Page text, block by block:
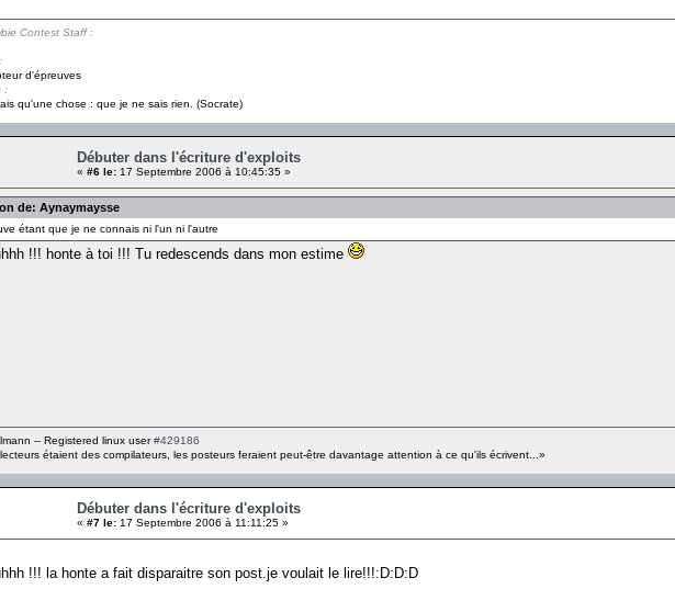
Contest Staff :
d'épreuves
:
qu'une chose : que je ne sais rien. (Socrate)
Débuter dans l'écriture d'exploits
« #6 le: 17 Septembre 2006 à 10:45:35 »
de: Aynaymaysse
étant que je ne connais ni l'un ni l'autre
!!! honte à toi !!! Tu redescends dans mon estime
-- Registered linux user#429186
étaient des compilateurs, les posteurs feraient peut-être davantage attention à ce qu'ils écrivent...»
Débuter dans l'écriture d'exploits
« #7 le: 17 Septembre 2006 à 11:11:25 »
!!! la honte a fait disparaitre son post.je voulait le lire!!!:D:D:D